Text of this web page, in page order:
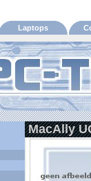
Laptops
MacAlly